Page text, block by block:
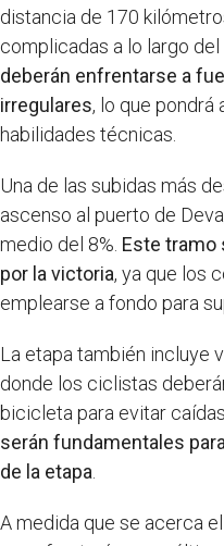
distancia de 170
complicadas a lo largo del
deberán enfrentarse a
irregulares, lo que pondrá
habilidades técnicas.
Una de las subidas más
ascenso al puerto de
medio del 8%. Este tramo
por la victoria, ya que los
emplearse a fondo para
La etapa también incluye
donde los ciclistas
bicicleta para evitar caídas.
serán fundamentales
de la etapa
A medida que se acerca